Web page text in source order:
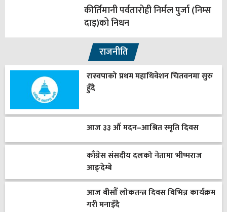
कीर्तिमानी पर्वतारोही निर्मल पुर्जा (निम्स
दाइ)को निधन
राजनीति
रास्वपाको प्रथम महाधिवेशन चितवनमा सुरु
हुँदै
आज ३३ औँ मदन–आश्रित स्मृति दिवस
काँग्रेस संसदीय दलको नेतामा भीष्मराज
आङ्देम्बे
आज बीसौँ लोकतन्त्र दिवस विभिन्न कार्यक्रम
गरी मनाइँदै